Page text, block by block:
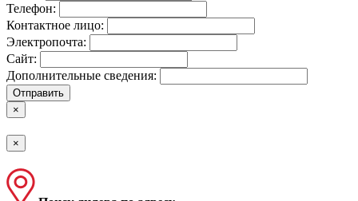
Телефон:
Контактное лицо:
Электропочта:
Сайт:
Дополнительные сведения:
Отправить
×
×